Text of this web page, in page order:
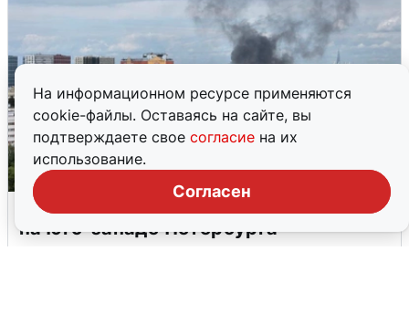
На информационном ресурсе применяются
cookie-файлы. Оставаясь на сайте, вы
подтверждаете свое согласие на их
использование.
Согласен
Очевидцы сообщили о столбе дыма
на юго-западе Петербурга